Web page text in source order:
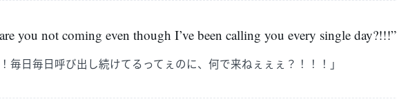
you not coming even though I’ve been calling you every single day?!!!”
毎日毎日呼び出し続けてるってぇのに、何で来ねぇぇぇ？！！！」